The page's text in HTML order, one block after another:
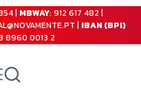
| MBWAY: 912 617 482 |
| IBAN (BPI)
8960 0013 2